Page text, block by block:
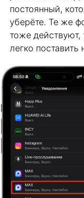
постоянный,
уберёте. Те же
тоже действуют,
легко поставить